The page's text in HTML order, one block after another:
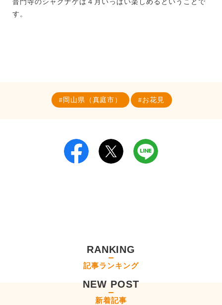
す。
岡山県（真庭市） お花見
RANKING
記事ランキング
NEW POST
新着記事